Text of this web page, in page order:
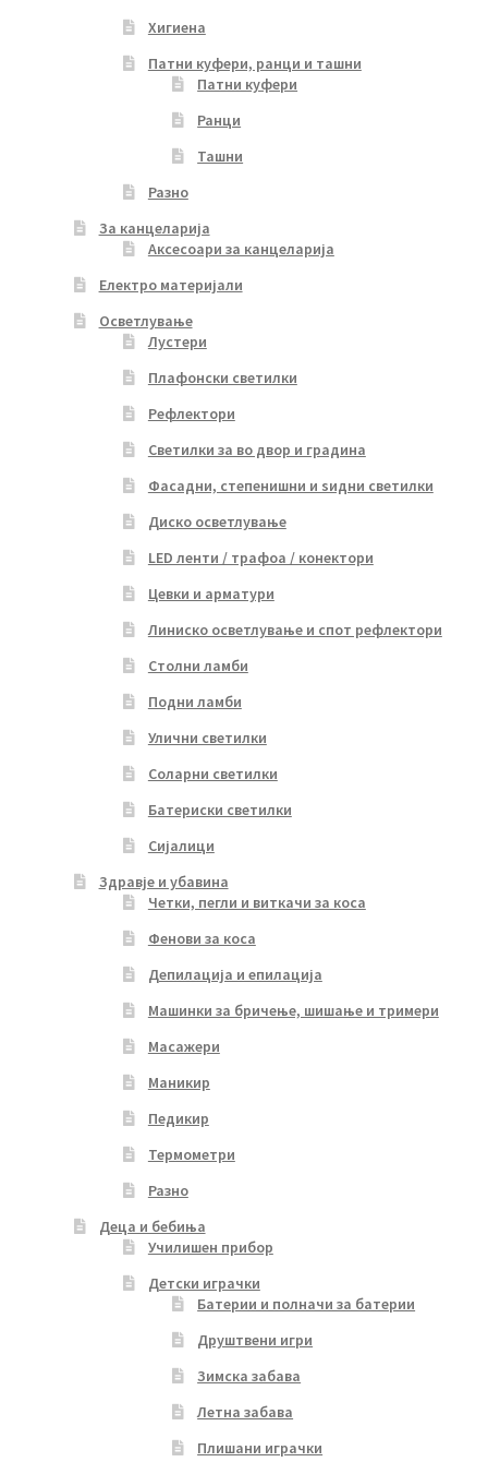
Хигиена
Патни куфери, ранци и ташни
Патни куфери
Ранци
Ташни
Разно
За канцеларија
Аксесоари за канцеларија
Електро материјали
Осветлување
Лустери
Плафонски светилки
Рефлектори
Светилки за во двор и градина
Фасадни, степенишни и ѕидни светилки
Диско осветлување
LED ленти / трафоа / конектори
Цевки и арматури
Линиско осветлување и спот рефлектори
Столни ламби
Подни ламби
Улични светилки
Соларни светилки
Батериски светилки
Сијалици
Здравје и убавина
Четки, пегли и виткачи за коса
Фенови за коса
Депилација и епилација
Машинки за бричење, шишање и тримери
Масажери
Маникир
Педикир
Термометри
Разно
Деца и бебиња
Училишен прибор
Детски играчки
Батерии и полначи за батерии
Друштвени игри
Зимска забава
Летна забава
Плишани играчки